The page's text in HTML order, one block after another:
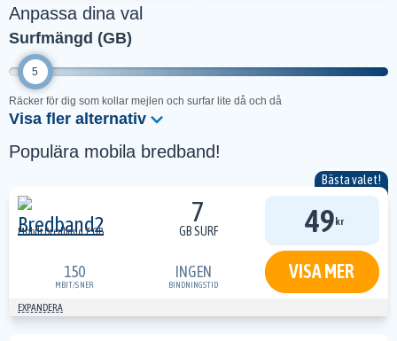
Anpassa dina val
Surfmängd (GB)
5
Räcker för dig som kollar mejlen och surfar lite då och då
Visa fler alternativ
Populära mobila bredband!
Bästa valet!
Mobilt Bredband 7 GB
7
GB SURF 49 kr
150
MBIT/SNER
INGEN
BINDNINGSTID
VISA MER
EXPANDERA